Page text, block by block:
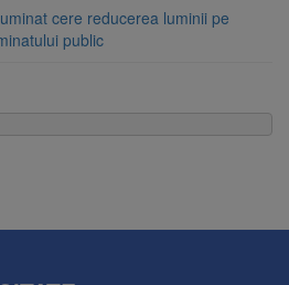
cere reducerea luminii pe
public